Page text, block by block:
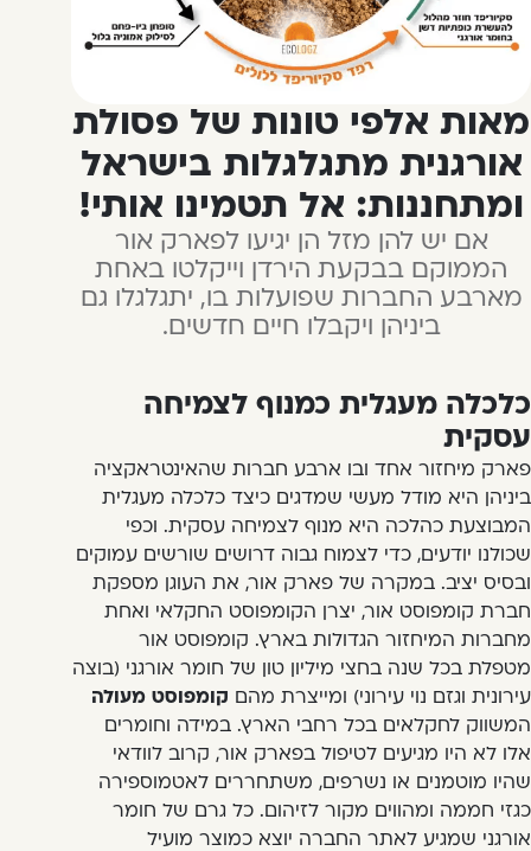
מאות אלפי טונות של פסולת
אורגנית מתגלגלות בישראל
ומתחננות: אל תטמינו אותי!
אם יש להן מזל הן יגיעו לפארק אור
הממוקם בבקעת הירדן וייקלטו באחת
מארבע החברות שפועלות בו, יתגלגלו גם
ביניהן ויקבלו חיים חדשים.
כלכלה מעגלית כמנוף לצמיחה
עסקית
פארק מיחזור אחד ובו ארבע חברות שהאינטראקציה
ביניהן היא מודל מעשי שמדגים כיצד כלכלה מעגלית
המבוצעת כהלכה היא מנוף לצמיחה עסקית. וכפי
שכולנו יודעים, כדי לצמוח גבוה דרושים שורשים עמוקים
ובסיס יציב. במקרה של פארק אור, את העוגן מספקת
חברת קומפוסט אור, יצרן הקומפוסט החקלאי ואחת
מחברות המיחזור הגדולות בארץ. קומפוסט אור
מטפלת בכל שנה בחצי מיליון טון של חומר אורגני (בוצה
עירונית וגזם נוי עירוני) ומייצרת מהם קומפוסט מעולה
המשווק לחקלאים בכל רחבי הארץ. במידה וחומרים
אלו לא היו מגיעים לטיפול בפארק אור, קרוב לוודאי
שהיו מוטמנים או נשרפים, משתחררים לאטמוספירה
כגזי חממה ומהווים מקור לזיהום. כל גרם של חומר
אורגני שמגיע לאתר החברה יוצא כמוצר מועיל